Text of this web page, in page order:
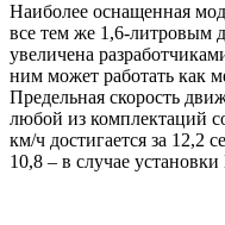
Наиболее оснащенная
все тем же 1,6-литровым
увеличена
ним может работать как
Предельная скорость
любой из комплектаций
км/ч достигается за 12,2
10,8 – в случае